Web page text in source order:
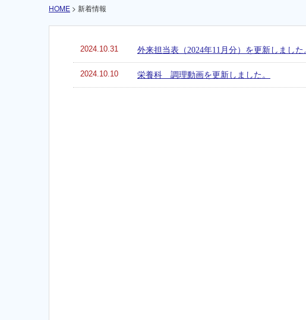
HOME > 新着情報
2024.10.31 外来担当表（2024年11月分）を更新しました
2024.10.10 栄養科 調理動画を更新しました。